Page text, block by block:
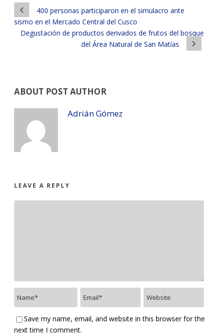
400 personas participaron en el simulacro ante
sismo en el Mercado Central del Cusco
Degustación de productos derivados de frutos del bosque
del Área Natural de San Matías
ABOUT POST AUTHOR
Adrián Gómez
LEAVE A REPLY
Save my name, email, and website in this browser for the
next time I comment.